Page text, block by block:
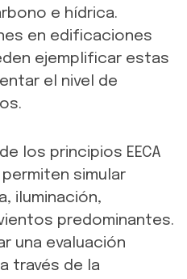
e hídrica.
en edificaciones
ejemplificar estas
el nivel de
los principios EECA
simular
iluminación,
predominantes.
una evaluación
través de la